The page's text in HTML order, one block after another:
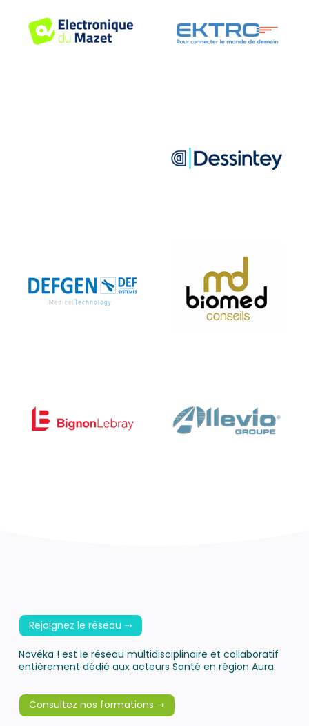
Rejoignez le réseau ➝
Novéka ! est le réseau multidisciplinaire et collaboratif
entièrement dédié aux acteurs Santé en région Aura
Consultez nos formations ➝